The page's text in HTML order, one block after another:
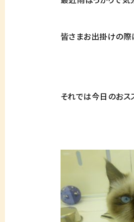
皆さまお出掛けの際
それでは今日のお